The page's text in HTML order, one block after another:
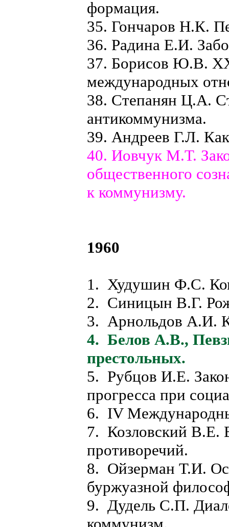
формация.
35. Гончаров Н.К.
36. Радина Е.И.
37. Борисов Ю.В.
международных
38. Степанян Ц.А.
антикоммунизма.
39. Андреев Г.Л.
40. Иовчук М.Т.
общественного
к коммунизму.
1960
1. Худушин Ф.С.
2. Синицын В.Г.
3. Арнольдов А.И.
4. Белов А.В.,
престольных.
5. Рубцов И.Е.
прогресса при
6. IV
7. Козловский В.Е.
противоречий.
8. Ойзерман Т.И.
буржуазной
9. Дудель С.П.